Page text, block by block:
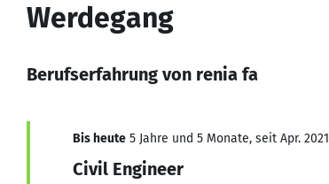
Werdegang
Berufserfahrung von renia fa
Bis heute 5 Jahre und 5 Monate, seit Apr. 2021
Civil Engineer